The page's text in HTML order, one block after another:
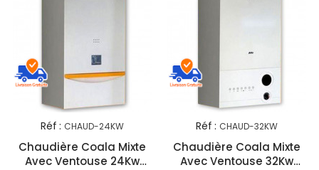
Réf : CHAUD-24KW
Chaudière Coala Mixte
Avec Ventouse 24Kw
Réf : CHAUD-32KW
Chaudière Coala Mixte
Avec Ventouse 32Kw